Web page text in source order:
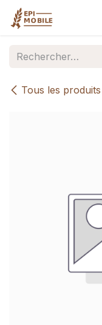
Se rendre au contenu
Tous les produits